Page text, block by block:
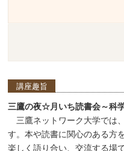
講座趣旨
三鷹の夜☆月いち読書会～科
三鷹ネットワーク大学では
す。本や読書に関心のある方
楽しく語り合い、交流する場